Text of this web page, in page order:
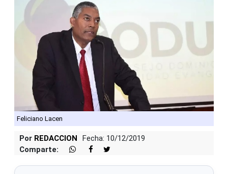
Feliciano Lacen
Por REDACCION
Fecha: 10/12/2019
Comparte: